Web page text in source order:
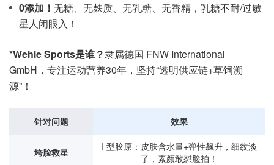
0添加！ 无糖、无麸质、无乳糖、无香精，乳糖不耐/过敏
星人闭眼入！
*Wehle Sports是谁？隶属德国 FNW International
GmbH，专注运动营养30年，坚持“透明供应链+草饲溯
源”！
针对问题 效果
垮脸救星
I 型胶原：皮肤含水量+弹性飙升，细纹淡
了，素颜敢怼脸拍！